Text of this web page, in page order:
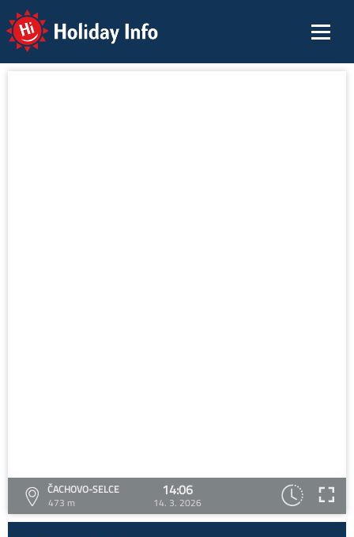
Holiday Info
ČACHOVO-SELCE
473 m
14:06
14. 3. 2026